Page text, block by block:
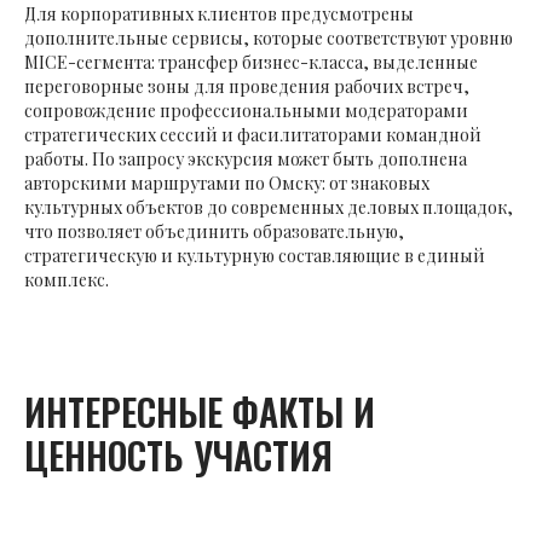
Для корпоративных клиентов предусмотрены
дополнительные сервисы, которые соответствуют уровню
MICE-сегмента: трансфер бизнес-класса, выделенные
переговорные зоны для проведения рабочих встреч,
сопровождение профессиональными модераторами
стратегических сессий и фасилитаторами командной
работы. По запросу экскурсия может быть дополнена
авторскими маршрутами по Омску: от знаковых
культурных объектов до современных деловых площадок,
что позволяет объединить образовательную,
стратегическую и культурную составляющие в единый
комплекс.
ИНТЕРЕСНЫЕ ФАКТЫ И
ЦЕННОСТЬ УЧАСТИЯ